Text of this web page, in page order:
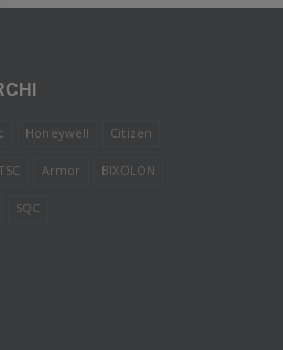
Honeywell Citizen
TSC Armor BIXOLON
SQC